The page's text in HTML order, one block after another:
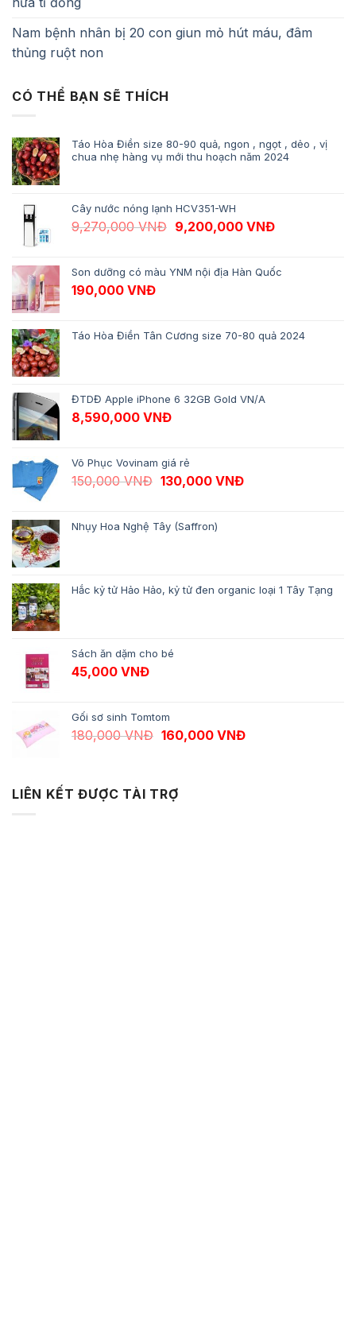
Nam bệnh nhân bị 20 con giun mỏ hút máu, đâm
thủng ruột non
CÓ THỂ BẠN SẼ THÍCH
Táo Hòa Điền size 80-90 quả, ngon , ngọt , dẻo , vị
chua nhẹ hàng vụ mới thu hoạch năm 2024
Cây nước nóng lạnh HCV351-WH
9,270,000VNĐ Giá gốc là: 9,270,000 VNĐ.
9,200,000 VNĐGiá hiện tại
Son dưỡng có màu YNM nội địa Hàn Quốc
190,000 VNĐ
Táo Hòa Điền Tân Cương size 70-80 quả 2024
ĐTDĐ Apple iPhone 6 32GB Gold VN/A
8,590,000 VNĐ
Võ Phục Vovinam giá rẻ
150,000VNĐ Giá gốc là: 150,000 VNĐ.
130,000 VNĐGiá hiện tại là:
Nhụy Hoa Nghệ Tây (Saffron)
Hắc kỷ tử Hảo Hảo, kỷ tử đen organic loại 1 Tây Tạng
Sách ăn dặm cho bé
45,000 VNĐ
Gối sơ sinh Tomtom
180,000VNĐ Giá gốc là: 180,000 VNĐ.
160,000 VNĐGiá hiện tại là:
LIÊN KẾT ĐƯỢC TÀI TRỢ